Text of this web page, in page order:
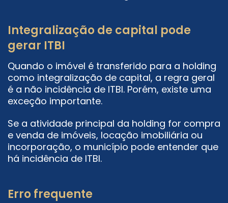
Integralização de capital pode
gerar ITBI
Quando o imóvel é transferido para a holding
como integralização de capital, a regra geral
é a não incidência de ITBI. Porém, existe uma
exceção importante.
Se a atividade principal da holding for compra
e venda de imóveis, locação imobiliária ou
incorporação, o município pode entender que
há incidência de ITBI.
Erro frequente